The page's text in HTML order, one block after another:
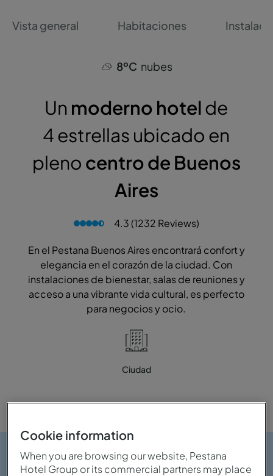
Vista general Habitaciones
8ºC nubes
Un moderno hotelde
4 estrellas ubicado en
pleno centro de Buenos
Aires
4.3 (1232 Reviews)
En el Pestana Buenos Aires encontrará confort y
elegancia en el corazón de la ciudad. Con
instalaciones de bienestar, salas de reuniones y
acceso a una vibrante vida cultural, es perfecto
para negocios y ocio.
Ciudad
Cookie information
When you are browsing our website, Pestana
Hotel Group or its commercial partners may place